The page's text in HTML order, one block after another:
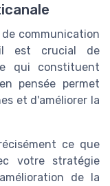
communication
il est crucial de
qui constituent
pensée permet
et d'améliorer la
ce que
votre stratégie
de la